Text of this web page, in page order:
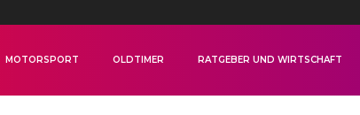
MOTORSPORT OLDTIMER RATGEBER UND WIRTSCHAFT